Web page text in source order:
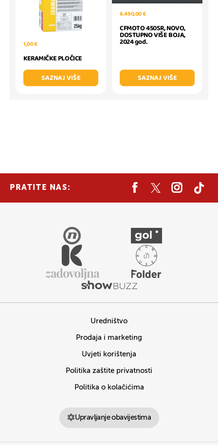
1,00 €
KERAMIČKE PLOČICE
SAZNAJ VIŠE
6.490,00 €
CFMOTO 450SR, NOVO,
DOSTUPNO VIŠE BOJA,
2024 god.
SAZNAJ VIŠE
PRATITE NAS:
Uredništvo
Prodaja i marketing
Uvjeti korištenja
Politika zaštite privatnosti
Politika o kolačićima
Upravljanje obavijestima